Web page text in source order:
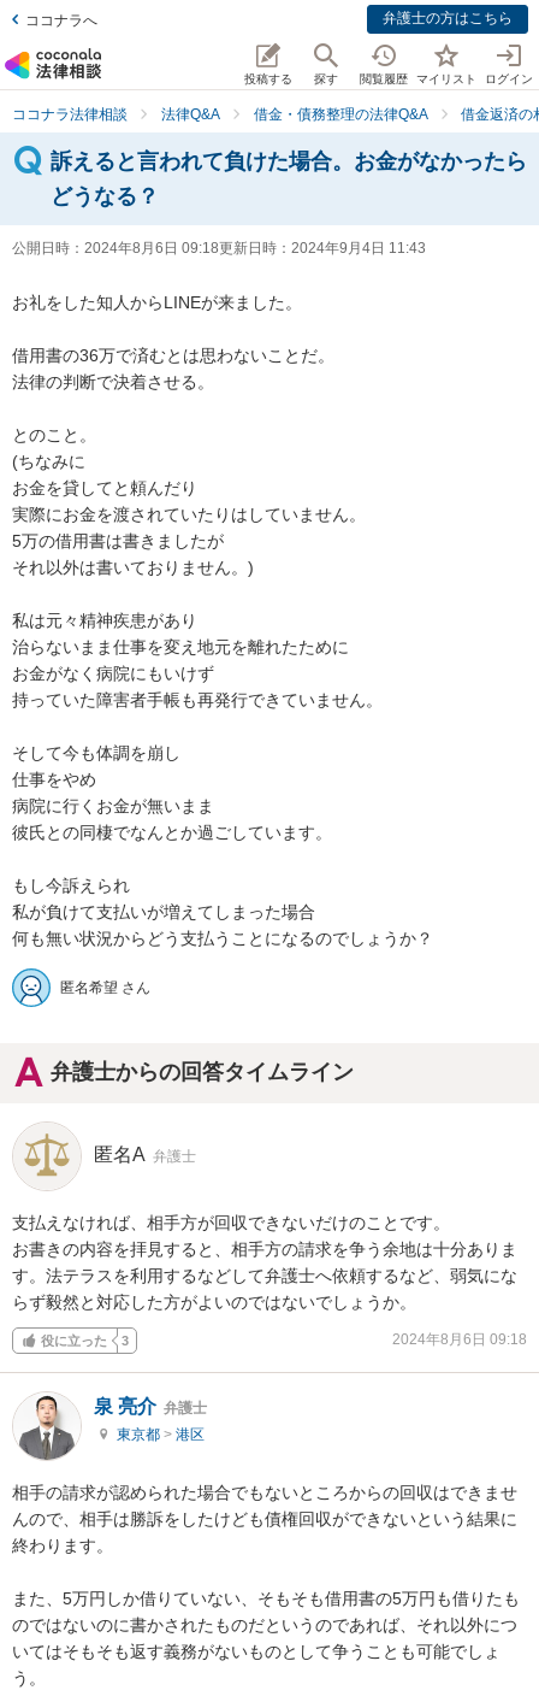
ココナラへ 弁護士の方はこちら
投稿する 探す 閲覧履歴 マイリスト ログイン
ココナラ法律相談 法律Q&A 借金・債務整理の法律Q&A 借金返済の
訴えると言われて負けた場合。お金がなかったら
どうなる？
公開日時： 2024年8月6日 09:18更新日時： 2024年9月4日 11:43
お礼をした知人からLINEが来ました。
借用書の36万で済むとは思わないことだ。
法律の判断で決着させる。
とのこと。
(ちなみに
お金を貸してと頼んだり
実際にお金を渡されていたりはしていません。
5万の借用書は書きましたが
それ以外は書いておりません。)
私は元々精神疾患があり
治らないまま仕事を変え地元を離れたために
お金がなく病院にもいけず
持っていた障害者手帳も再発行できていません。
そして今も体調を崩し
仕事をやめ
病院に行くお金が無いまま
彼氏との同棲でなんとか過ごしています。
もし今訴えられ
私が負けて支払いが増えてしまった場合
何も無い状況からどう支払うことになるのでしょうか？
匿名希望 さん
弁護士からの回答タイムライン
匿名A 弁護士
支払えなければ、相手方が回収できないだけのことです。
お書きの内容を拝見すると、相手方の請求を争う余地は十分ありま
す。法テラスを利用するなどして弁護士へ依頼するなど、弱気にな
らず毅然と対応した方がよいのではないでしょうか。
役に立った 3 2024年8月6日 09:18
泉 亮介 弁護士
東京都 > 港区
相手の請求が認められた場合でもないところからの回収はできませ
んので、相手は勝訴をしたけども債権回収ができないという結果に
終わります。
また、5万円しか借りていない、そもそも借用書の5万円も借りたも
のではないのに書かされたものだというのであれば、それ以外につ
いてはそもそも返す義務がないものとして争うことも可能でしょ
う。